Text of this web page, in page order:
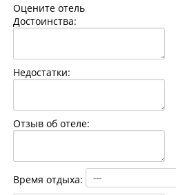
Страны
Оцените отель
Достоинства:
Недостатки:
Отзыв об отеле:
Время отдыха: